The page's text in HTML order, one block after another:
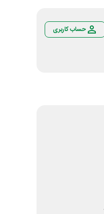
حساب کاربری